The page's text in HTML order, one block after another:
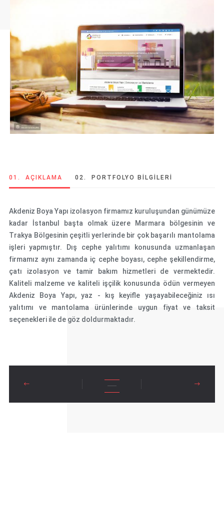
01. AÇIKLAMA 02. PORTFOLYO BİLGİLERİ
Akdeniz Boya Yapı izolasyon firmamız kuruluşundan günümüze
kadar İstanbul başta olmak üzere Marmara bölgesinin ve
Trakya Bölgesinin çeşitli yerlerinde bir çok başarılı mantolama
işleri yapmıştır. Dış cephe yalıtımı konusunda uzmanlaşan
firmamız aynı zamanda iç cephe boyası, cephe şekillendirme,
çatı izolasyon ve tamir bakım hizmetleri de vermektedir.
Kaliteli malzeme ve kaliteli işçilik konusunda ödün vermeyen
Akdeniz Boya Yapı, yaz - kış keyifle yaşayabileceğiniz ısı
yalıtımı ve mantolama ürünlerinde uygun fiyat ve taksit
seçenekleri ile de göz doldurmaktadır.